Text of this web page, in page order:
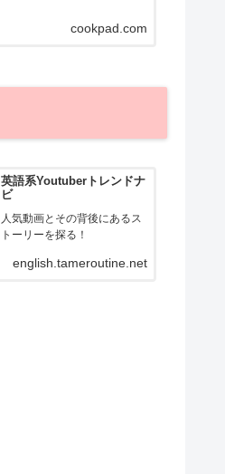
cookpad.com
英語系Youtuberトレンドナ
ビ
人気動画とその背後にあるス
トーリーを探る！
english.tameroutine.net